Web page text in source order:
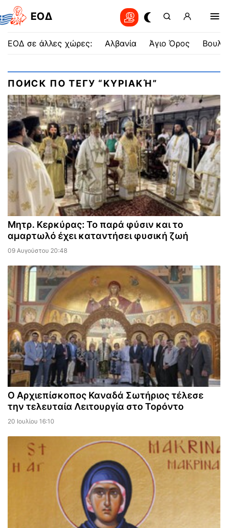
EOΔ
ΕΟΔ σε άλλες χώρες: Αλβανία Άγιο Όρος
ПОИСК ПО ТЕГУ “ΚΥΡΙΑΚΉ”
Μητρ. Κερκύρας: Το παρά φύσιν και το
αμαρτωλό έχει καταντήσει φυσική ζωή
09 Αυγούστου 20:48
Ο Αρχιεπίσκοπος Καναδά Σωτήριος τέλεσε
την τελευταία Λειτουργία στο Τορόντο
20 Ιουλίου 16:10